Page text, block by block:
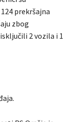
prekršajna
zbog
2 vozila i 1